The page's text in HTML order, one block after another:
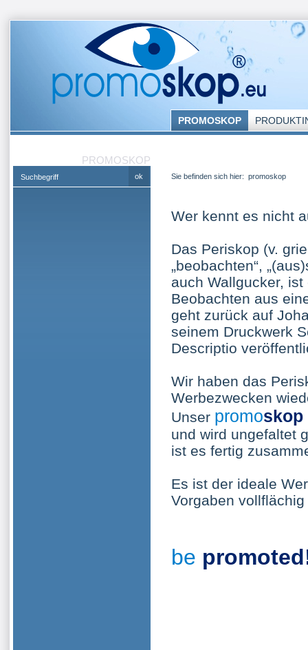
PROMOSKOP
PROMOSKOP
Sie befinden sich hier: promoskop
Wer kennt es nicht
Das Periskop (v.
„beobachten“,
auch Wallgucker,
Beobachten aus
geht zurück auf
seinem Druckwerk
Descriptio
Wir haben das
Werbezwecken
Unser promoskop
und wird ungefaltet
ist es fertig
Es ist der ideale
Vorgaben
be